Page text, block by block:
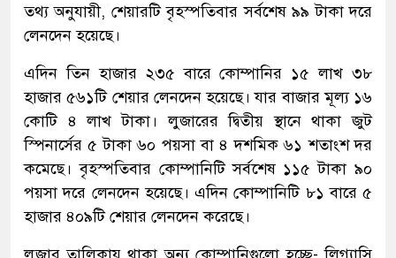
তথ্য অনুযায়ী, শেয়ারটি বৃহস্পতিবার সর্বশেষ ৯৯ টাকা দরে
লেনদেন হয়েছে।
এদিন তিন হাজার ২৩৫ বারে কোম্পানির ১৫ লাখ ৩৮
হাজার ৫৬১টি শেয়ার লেনদেন হয়েছে। যার বাজার মূল্য ১৬
কোটি ৪ লাখ টাকা। লুজারের দ্বিতীয় স্থানে থাকা জুট
স্পিনার্সের ৫ টাকা ৬০ পয়সা বা ৪ দশমিক ৬১ শতাংশ দর
কমেছে। বৃহস্পতিবার কোম্পানিটি সর্বশেষ ১১৫ টাকা ৯০
পয়সা দরে লেনদেন হয়েছে। এদিন কোম্পানিটি ৮১ বারে ৫
হাজার ৪০৯টি শেয়ার লেনদেন করেছে।